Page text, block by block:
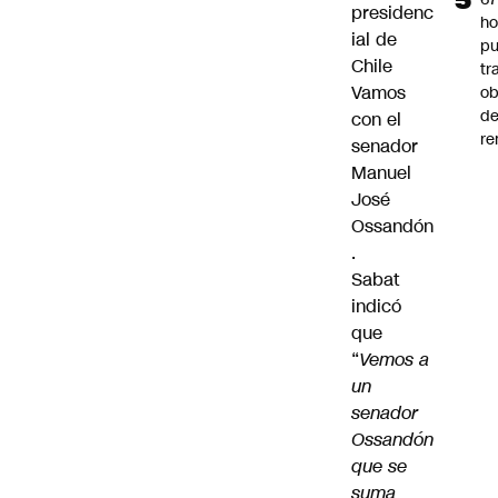
presidenc
ial de
Chile
Vamos
con el
senador
Manuel
José
Ossandón
.
Sabat
indicó
que
“Vemos a
un
senador
Ossandón
que se
suma
de